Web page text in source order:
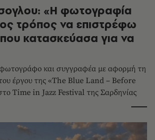
«Η φωτογραφία
τρόπος να επιστρέφω
κατασκεύασα για να
και συγγραφέα με αφορμή τη
έργου της «The Blue Land – Before
Time in Jazz Festival της Σαρδηνίας